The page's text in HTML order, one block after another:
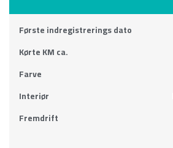
Første indregistrerings dato
Kørte KM ca.
Farve
Interiør
Fremdrift